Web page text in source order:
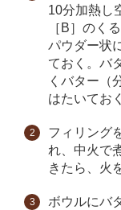
10分加熱し
［B］のく
パウダー状
ておく。バ
くバター（
はたいてお
フィリング
れ、中火で
きたら、火
ボウルにバ